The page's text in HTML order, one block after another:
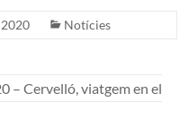
Notícies
– Cervelló, viatgem en el